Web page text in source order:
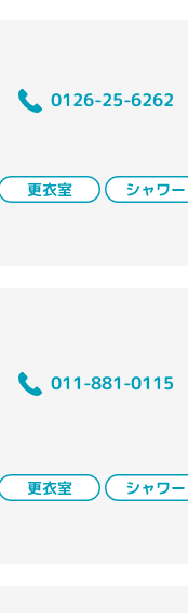
0126-25-6262
011-881-0115